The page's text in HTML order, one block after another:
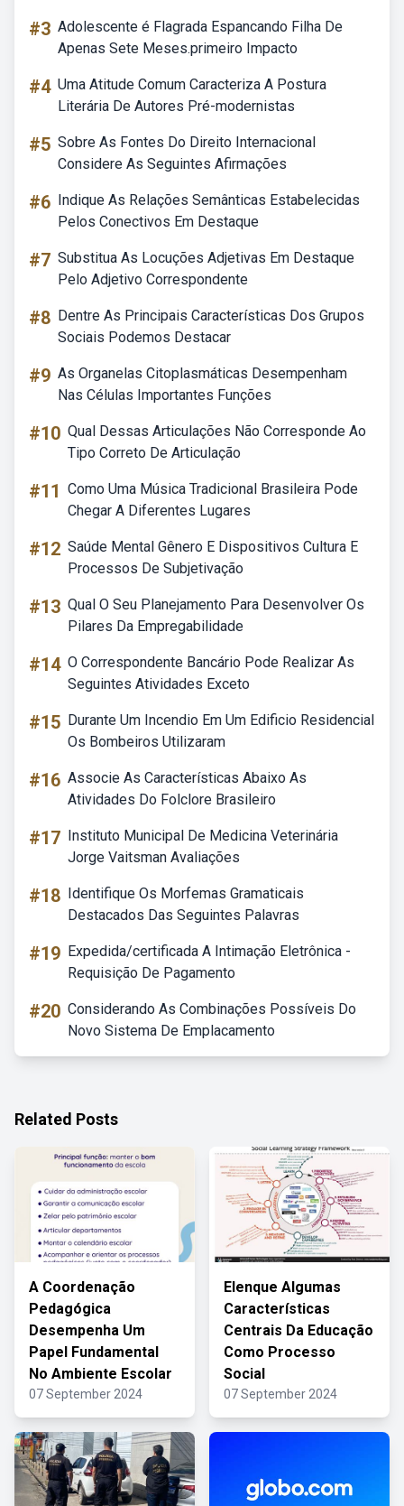
#3 Adolescente é Flagrada Espancando Filha De
Apenas Sete Meses.primeiro Impacto
#4 Uma Atitude Comum Caracteriza A Postura
Literária De Autores Pré-modernistas
#5 Sobre As Fontes Do Direito Internacional
Considere As Seguintes Afirmações
#6 Indique As Relações Semânticas Estabelecidas
Pelos Conectivos Em Destaque
#7 Substitua As Locuções Adjetivas Em Destaque
Pelo Adjetivo Correspondente
#8 Dentre As Principais Características Dos Grupos
Sociais Podemos Destacar
#9 As Organelas Citoplasmáticas Desempenham
Nas Células Importantes Funções
#10 Qual Dessas Articulações Não Corresponde Ao
Tipo Correto De Articulação
#11 Como Uma Música Tradicional Brasileira Pode
Chegar A Diferentes Lugares
#12 Saúde Mental Gênero E Dispositivos Cultura E
Processos De Subjetivação
#13 Qual O Seu Planejamento Para Desenvolver Os
Pilares Da Empregabilidade
#14 O Correspondente Bancário Pode Realizar As
Seguintes Atividades Exceto
#15 Durante Um Incendio Em Um Edificio Residencial
Os Bombeiros Utilizaram
#16 Associe As Características Abaixo As
Atividades Do Folclore Brasileiro
#17 Instituto Municipal De Medicina Veterinária
Jorge Vaitsman Avaliações
#18 Identifique Os Morfemas Gramaticais
Destacados Das Seguintes Palavras
#19 Expedida/certificada A Intimação Eletrônica -
Requisição De Pagamento
#20 Considerando As Combinações Possíveis Do
Novo Sistema De Emplacamento
Related Posts
A Coordenação
Pedagógica
Desempenha Um
Papel Fundamental
No Ambiente Escolar
07 September 2024
Elenque Algumas
Características
Centrais Da Educação
Como Processo
Social
07 September 2024